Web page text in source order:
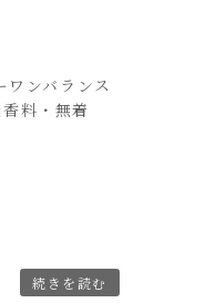
ンバランス
料・無着
続きを読む